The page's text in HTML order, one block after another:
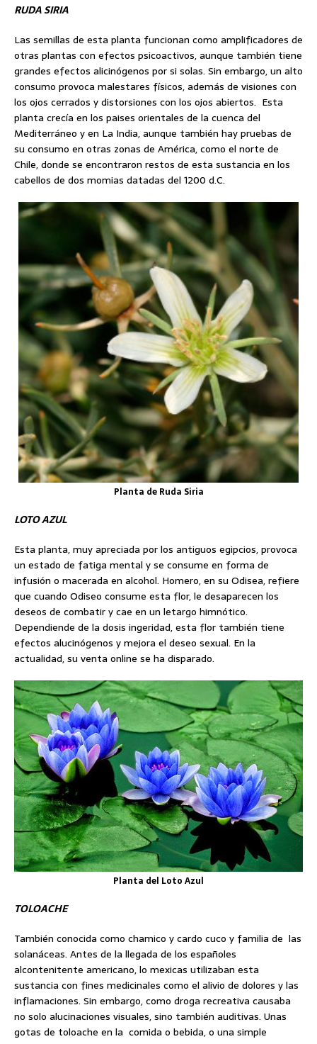
RUDA SIRIA
Las semillas de esta planta funcionan como amplificadores de
otras plantas con efectos psicoactivos, aunque también tiene
grandes efectos alicinógenos por si solas. Sin embargo, un alto
consumo provoca malestares físicos, además de visiones con
los ojos cerrados y distorsiones con los ojos abiertos. Esta
planta crecía en los paises orientales de la cuenca del
Mediterráneo y en La India, aunque también hay pruebas de
su consumo en otras zonas de América, como el norte de
Chile, donde se encontraron restos de esta sustancia en los
cabellos de dos momias datadas del 1200 d.C.
Planta de Ruda Siria
LOTO AZUL
Esta planta, muy apreciada por los antiguos egipcios, provoca
un estado de fatiga mental y se consume en forma de
infusión o macerada en alcohol. Homero, en su Odisea, refiere
que cuando Odiseo consume esta flor, le desaparecen los
deseos de combatir y cae en un letargo himnótico.
Dependiende de la dosis ingeridad, esta flor también tiene
efectos alucinógenos y mejora el deseo sexual. En la
actualidad, su venta online se ha disparado.
Planta del Loto Azul
TOLOACHE
También conocida como chamico y cardo cuco y familia de las
solanáceas. Antes de la llegada de los españoles
alcontenitente americano, lo mexicas utilizaban esta
sustancia con fines medicinales como el alivio de dolores y las
inflamaciones. Sin embargo, como droga recreativa causaba
no solo alucinaciones visuales, sino también auditivas. Unas
gotas de toloache en la comida o bebida, o una simple